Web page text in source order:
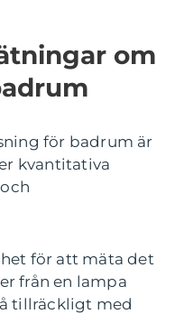
om
för badrum är
kvantitativa
för att mäta det
från en lampa
tillräckligt med